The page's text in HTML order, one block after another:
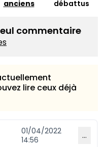
anciens
débattus
commentaire
lire ceux déjà
01/04/2022
14:56
…